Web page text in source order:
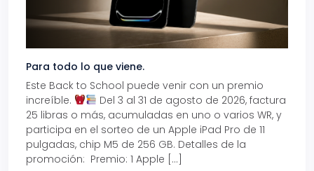
Para todo lo que viene.
Este Back to School puede venir con un premio
increíble.
Del 3 al 31 de agosto de 2026, factura
25 libras o más, acumuladas en uno o varios WR, y
participa en el sorteo de un Apple iPad Pro de 11
pulgadas, chip M5 de 256 GB. Detalles de la
promoción: Premio: 1 Apple […]